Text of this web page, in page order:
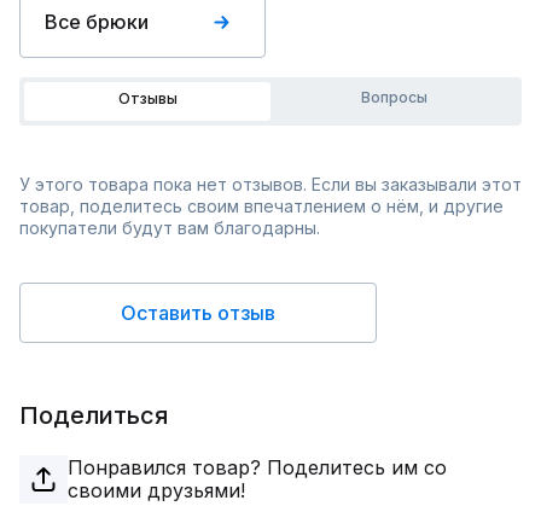
Все брюки
Отзывы Вопросы
У этого товара пока нет отзывов. Если вы заказывали этот
товар, поделитесь своим впечатлением о нём, и другие
покупатели будут вам благодарны.
Оставить отзыв
Поделиться
Понравился товар? Поделитесь им со
своими друзьями!